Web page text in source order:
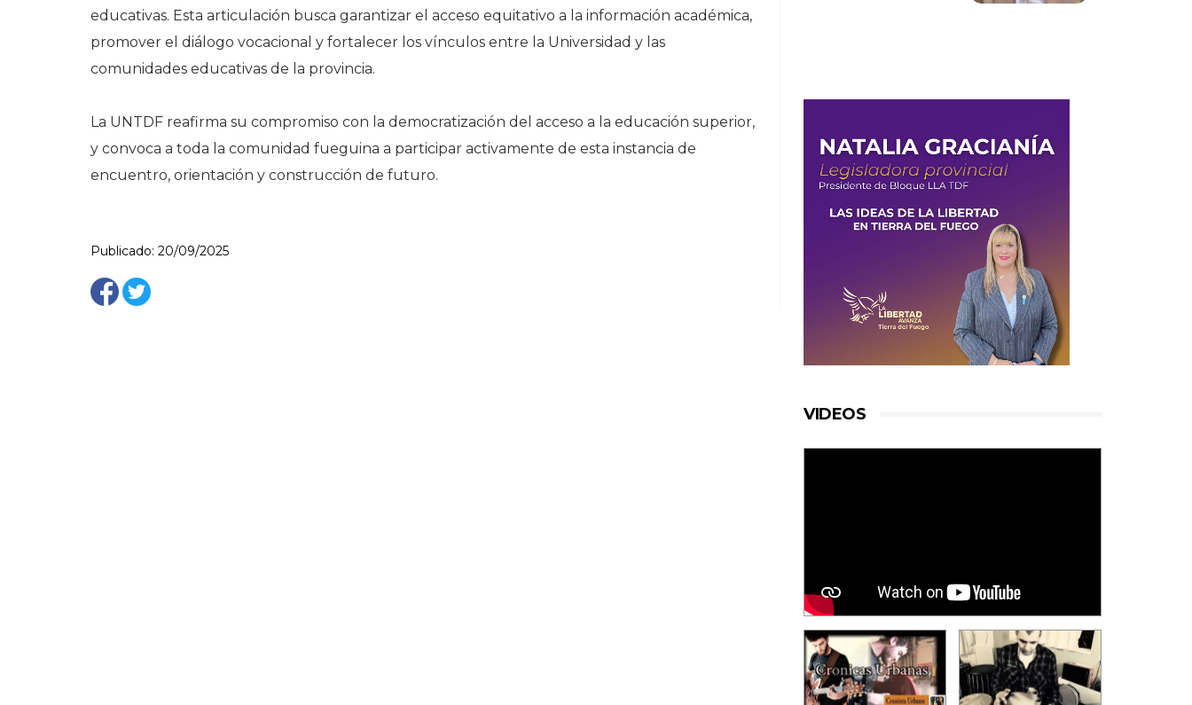
educativas. Esta articulación busca garantizar el acceso equitativo a la información académica,
promover el diálogo vocacional y fortalecer los vínculos entre la Universidad y las
comunidades educativas de la provincia.
La UNTDF reafirma su compromiso con la democratización del acceso a la educación superior,
y convoca a toda la comunidad fueguina a participar activamente de esta instancia de
encuentro, orientación y construcción de futuro.
Publicado: 20/09/2025
VIDEOS